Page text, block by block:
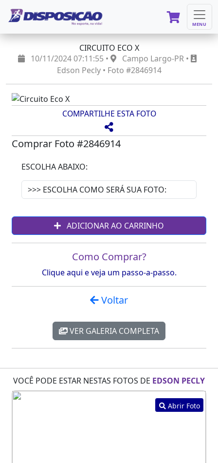
MENU
CIRCUITO ECO X
10/11/2024 07:11:55 •
Campo Largo-PR •
Edson Pecly • Foto #2846914
COMPARTILHE ESTA FOTO
Comprar Foto #2846914
ESCOLHA ABAIXO:
ADICIONAR AO CARRINHO
Como Comprar?
Clique aqui e veja um passo-a-passo.
Voltar
VER GALERIA COMPLETA
VOCÊ PODE ESTAR NESTAS FOTOS DE EDSON PECLY
Abrir Foto